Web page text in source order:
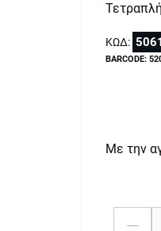
ΚΩΔ:
BARCODE:
Με την